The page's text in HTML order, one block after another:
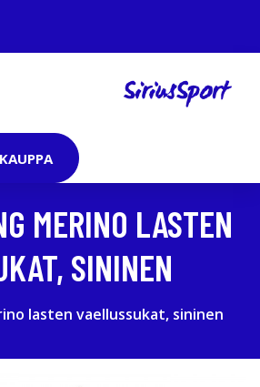
MERINO LASTEN
SININEN
lasten vaellussukat, sininen